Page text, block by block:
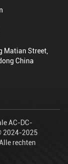
Matian Street,
China
AC-DC-
2024-2025
rechten